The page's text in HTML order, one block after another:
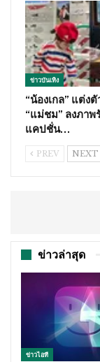
ข่าวบันเทิง
“น้องเกล” แต่ง
“แม่ชม” ลงภาพ
แคปชั่น…
PREV NEXT
ข่าวล่าสุด
ข่าวไอที